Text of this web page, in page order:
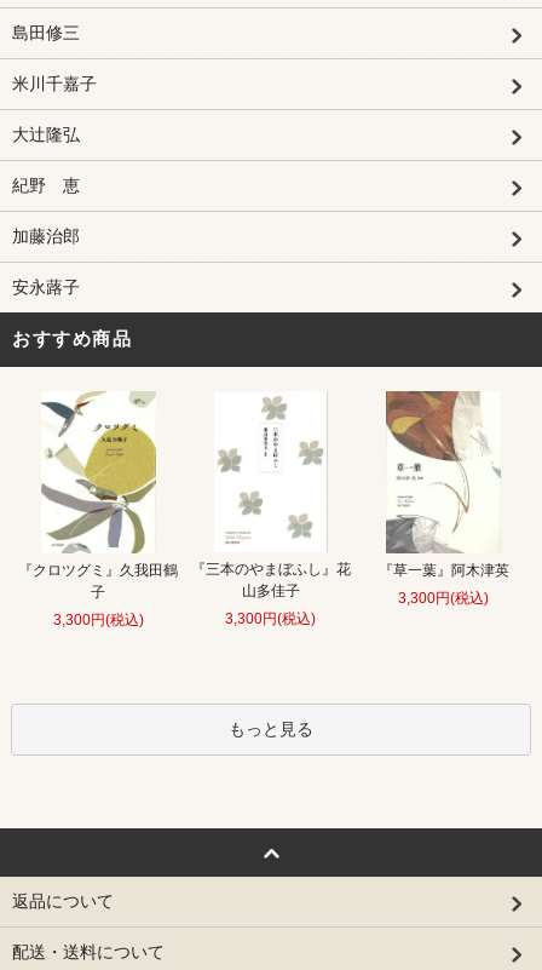
島田修三
米川千嘉子
大辻隆弘
紀野 恵
加藤治郎
安永蕗子
おすすめ商品
『クロツグミ』久我田鶴
子
3,300円(税込)
『三本のやまぼふし』花
山多佳子
3,300円(税込)
『草一葉』阿木津英
3,300円(税込)
もっと見る
返品について
配送・送料について